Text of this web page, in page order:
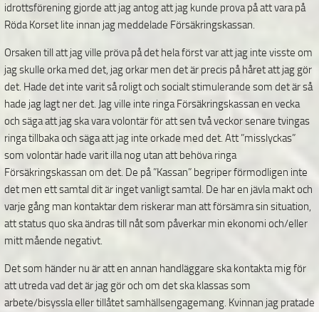
idrottsförening gjorde att jag antog att jag kunde prova på att vara på
Röda Korset lite innan jag meddelade Försäkringskassan.
Orsaken till att jag ville pröva på det hela först var att jag inte visste om
jag skulle orka med det, jag orkar men det är precis på håret att jag gör
det. Hade det inte varit så roligt och socialt stimulerande som det är så
hade jag lagt ner det. Jag ville inte ringa Försäkringskassan en vecka
och säga att jag ska vara volontär för att sen två veckor senare tvingas
ringa tillbaka och säga att jag inte orkade med det. Att ”misslyckas”
som volontär hade varit illa nog utan att behöva ringa
Försäkringskassan om det. De på ”Kassan” begriper förmodligen inte
det men ett samtal dit är inget vanligt samtal. De har en jävla makt och
varje gång man kontaktar dem riskerar man att försämra sin situation,
att status quo ska ändras till nåt som påverkar min ekonomi och/eller
mitt mående negativt.
Det som händer nu är att en annan handläggare ska kontakta mig för
att utreda vad det är jag gör och om det ska klassas som
arbete/bisyssla eller tillåtet samhällsengagemang. Kvinnan jag pratade